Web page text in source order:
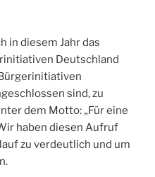
in diesem Jahr das
Deutschland
sind, zu
dem Motto: „Für eine
haben diesen Aufruf
zu verdeutlich und um